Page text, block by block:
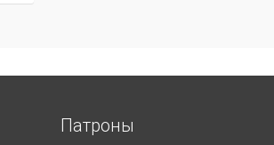
Патроны